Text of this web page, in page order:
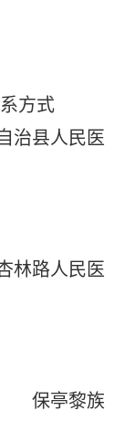
方式
治县人民医
林路人民医
族